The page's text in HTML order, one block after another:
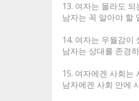
13. 여자는 몰라도
남자는 꼭 알아야 할
14. 여자는 우월감이
남자는 상대를 존경
15. 여자에겐 사회는
남자에겐 사회 안에